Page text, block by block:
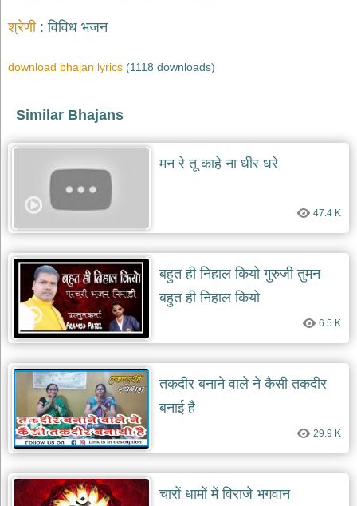
राम
bhajans
भजन
bhajans
miscellaneous
bhajans
विष्णु
भजन
vishnu
bhajans
बाबा
बालक
नाथ
भजन
baba
balak
nath
bhajans
देश
भक्ति
patriotic
bhajans
श्रेणी विविध भजन
download bhajan lyrics (1118 downloads)
Similar Bhajans
मन रे तू काहे ना धीर धरे
47.4 K
बहुत ही निहाल कियो गुरुजी तुमन
बहुत ही निहाल कियो
6.5 K
तकदीर बनाने वाले ने कैसी तकदीर
बनाई है
29.9 K
चारों धामों में विराजे भगवान